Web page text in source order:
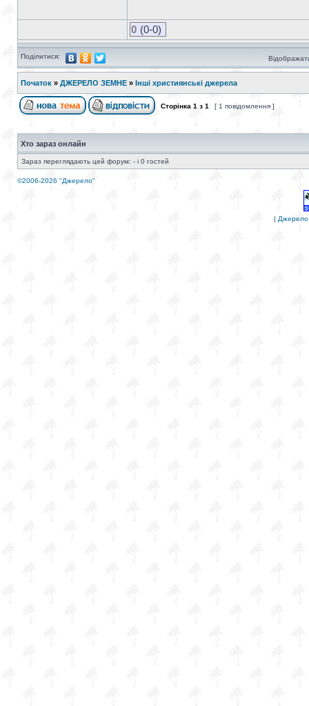
0 (0-0)
Поділитися:
Початок » ДЖЕРЕЛО ЗЕМНЕ » Інші християнські джерела
Сторінка 1 з 1 [ 1 повідомлення ]
Хто зараз онлайн
Зараз переглядають цей форум: - і 0 гостей
©2006-2026 "Джерело"
| Джерело